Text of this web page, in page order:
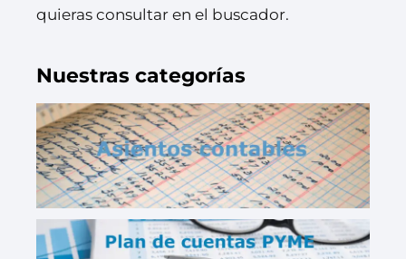
quieras consultar en el buscador.
Nuestras categorías